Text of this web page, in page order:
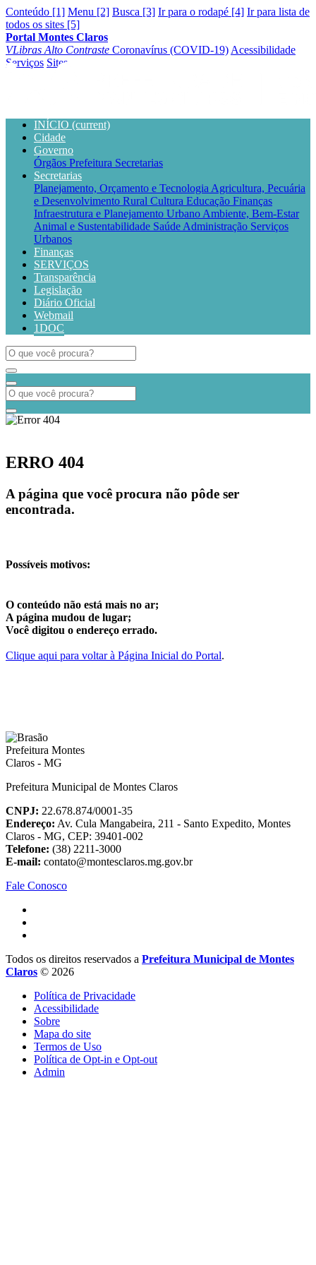
Conteúdo [1] Menu [2] Busca [3] Ir para o rodapé [4] Ir para lista de
todos os sites [5]
Portal Montes Claros
VLibras Alto Contraste Coronavírus (COVID-19) Acessibilidade
Serviços Sites
INÍCIO (current)
Cidade
Governo
Órgãos Prefeitura Secretarias
Secretarias
Planejamento, Orçamento e Tecnologia Agricultura, Pecuária
e Desenvolvimento Rural Cultura Educação Finanças
Infraestrutura e Planejamento Urbano Ambiente, Bem-Estar
Animal e Sustentabilidade Saúde Administração Serviços
Urbanos
Finanças
SERVIÇOS
Transparência
Legislação
Diário Oficial
Webmail
1DOC
ERRO 404
A página que você procura não pôde ser
encontrada.
Possíveis motivos:
O conteúdo não está mais no ar;
A página mudou de lugar;
Você digitou o endereço errado.
Clique aqui para voltar à Página Inicial do Portal.
Prefeitura Municipal de Montes Claros
CNPJ: 22.678.874/0001-35
Endereço: Av. Cula Mangabeira, 211 - Santo Expedito, Montes
Claros - MG, CEP: 39401-002
Telefone: (38) 2211-3000
E-mail: contato@montesclaros.mg.gov.br
Fale Conosco
Todos os direitos reservados a Prefeitura Municipal de Montes
Claros © 2026
Política de Privacidade
Acessibilidade
Sobre
Mapa do site
Termos de Uso
Política de Opt-in e Opt-out
Admin